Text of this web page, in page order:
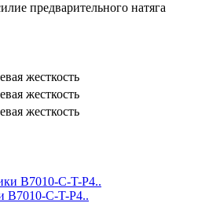
предварительного натяга
жесткость
жесткость
жесткость
C-T-P4..